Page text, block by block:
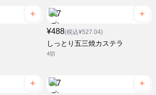
¥488(税込¥527.04)
しっとり五三焼カステラ
4切